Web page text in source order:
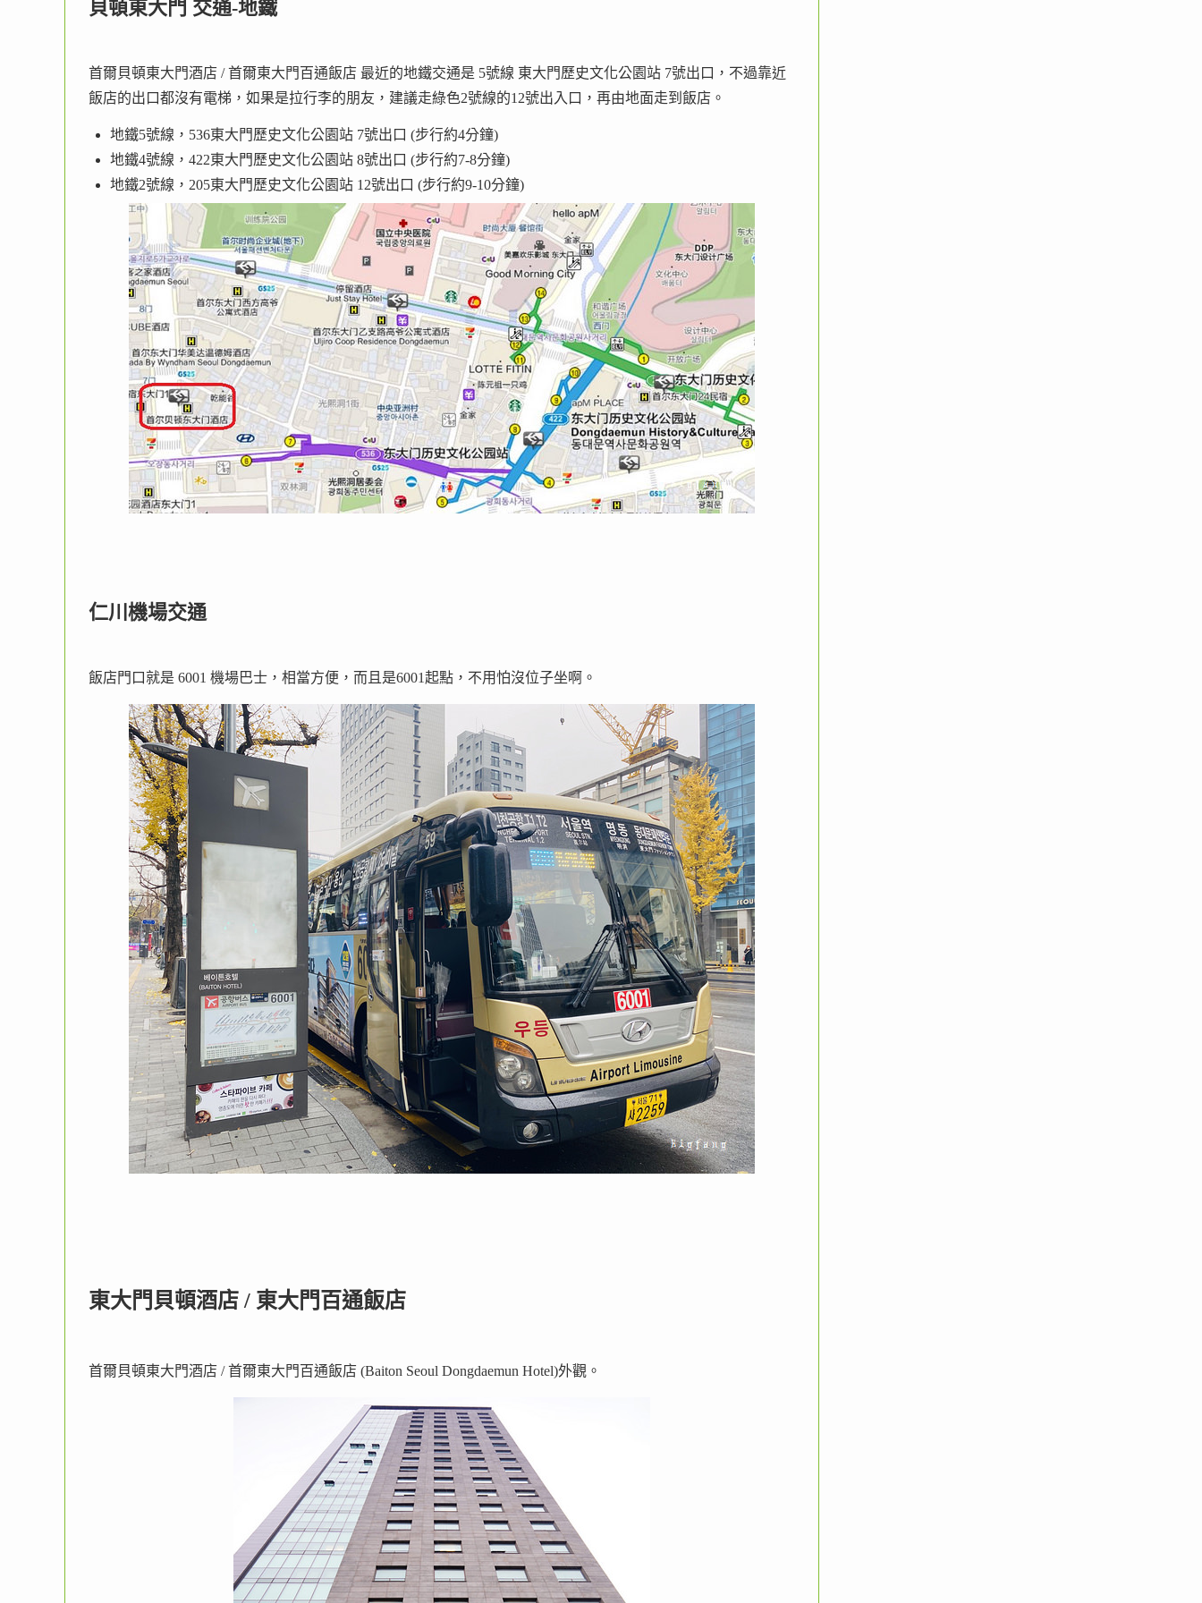
貝頓東大門 交通-地鐵
首爾貝頓東大門酒店 / 首爾東大門百通飯店 最近的地鐵交通是 5號線 東大門歷史文化公園站 7號出口，不過靠近
飯店的出口都沒有電梯，如果是拉行李的朋友，建議走綠色2號線的12號出入口，再由地面走到飯店。
地鐵5號線，536東大門歷史文化公園站 7號出口 (步行約4分鐘)
地鐵4號線，422東大門歷史文化公園站 8號出口 (步行約7-8分鐘)
地鐵2號線，205東大門歷史文化公園站 12號出口 (步行約9-10分鐘)
仁川機場交通
飯店門口就是 6001 機場巴士，相當方便，而且是6001起點，不用怕沒位子坐啊。
東大門貝頓酒店 / 東大門百通飯店
首爾貝頓東大門酒店 / 首爾東大門百通飯店 (Baiton Seoul Dongdaemun Hotel)外觀。